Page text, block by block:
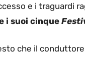
e i traguardi
i suoi cinque
che il